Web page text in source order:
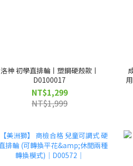
洛神 初學直排輪丨塑鋼硬殼款丨
D0100017
NT$1,299
NT$1,999